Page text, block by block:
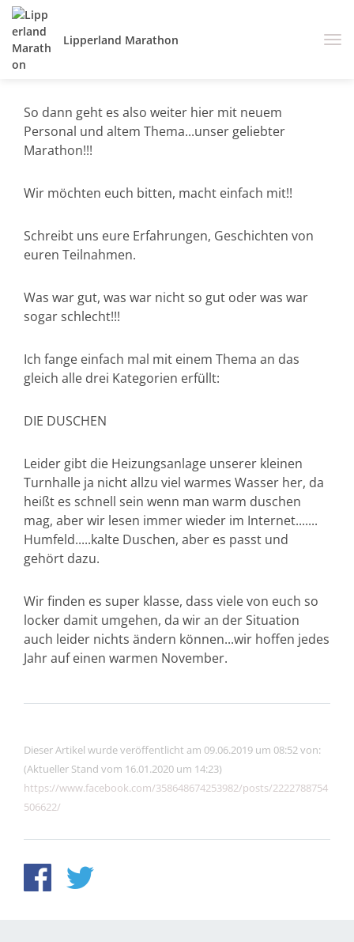
Lipperland Marathon
So dann geht es also weiter hier mit neuem
Personal und altem Thema...unser geliebter
Marathon!!!
Wir möchten euch bitten, macht einfach mit!!
Schreibt uns eure Erfahrungen, Geschichten von
euren Teilnahmen.
Was war gut, was war nicht so gut oder was war
sogar schlecht!!!
Ich fange einfach mal mit einem Thema an das
gleich alle drei Kategorien erfüllt:
DIE DUSCHEN
Leider gibt die Heizungsanlage unserer kleinen
Turnhalle ja nicht allzu viel warmes Wasser her, da
heißt es schnell sein wenn man warm duschen
mag, aber wir lesen immer wieder im Internet.......
Humfeld.....kalte Duschen, aber es passt und
gehört dazu.
Wir finden es super klasse, dass viele von euch so
locker damit umgehen, da wir an der Situation
auch leider nichts ändern können...wir hoffen jedes
Jahr auf einen warmen November.
Dieser Artikel wurde veröffentlicht am 09.06.2019 um 08:52 von:
(Aktueller Stand vom 16.01.2020 um 14:23)
https://www.facebook.com/358648674253982/posts/2222788754
506622/